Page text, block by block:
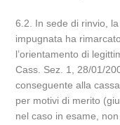
6.2. In sede di rinvio,
impugnata ha
l’orientamento di
Cass. Sez. 1, 28/01/
conseguente alla
per motivi di merito
nel caso in esame,